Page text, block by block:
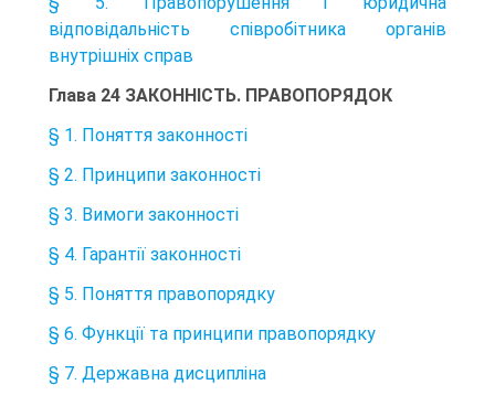
відповідальність співробітника органів
внутрішніх справ
Глава 24 ЗАКОННІСТЬ. ПРАВОПОРЯДОК
§ 1. Поняття законності
§ 2. Принципи законності
§ 3. Вимоги законності
§ 4. Гарантії законності
§ 5. Поняття правопорядку
§ 6. Функції та принципи правопорядку
§ 7. Державна дисципліна